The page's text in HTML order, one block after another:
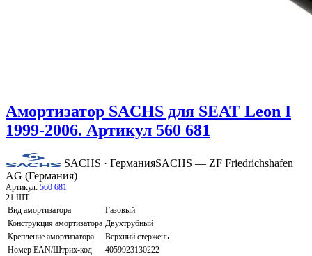
Амортизатор SACHS для SEAT Leon I
1999-2006. Артикул 560 681
SACHS · ГерманияSACHS — ZF Friedrichshafen
AG (Германия)
Артикул: 560 681
21 ШТ
Вид амортизатора
Газовый
Конструкция амортизатора Двухтрубный
Крепление амортизатора
Верхний стержень
Номер EAN/Штрих-код
4059923130222